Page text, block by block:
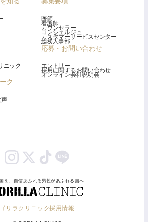
ニック
ク
声
医師
看護師
カウンセラー
コンシェルジュ
カスタマーサービスセンター
総務人事部
応募・お問い合わせ
エントリー
採用に関するお問い合わせ
オンライン会社説明会
を、自信あふれる男性があふれる国へ
ゴリラクリニック採用情報